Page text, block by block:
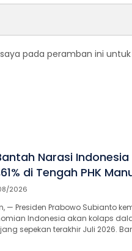
pada peramban ini
Narasi Indonesia
di Tengah PHK
2026
— Presiden Prabowo Subianto
Indonesia akan kolaps
sepekan terakhir Juli 2026.